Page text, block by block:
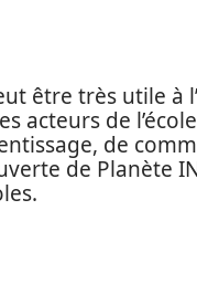
être très utile à
acteurs de
de
de Planète